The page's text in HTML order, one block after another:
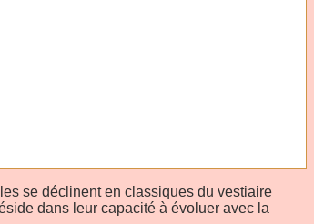
se déclinent en classiques du vestiaire
dans leur capacité à évoluer avec la